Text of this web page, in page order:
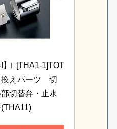
!】□[THA1-1]TOT
えパーツ　切
切替弁・止水